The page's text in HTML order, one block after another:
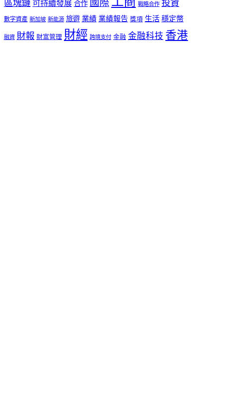
區塊鏈可持續發展合作國際 戰略合作 投資
數字資產 新加坡 新能源 旅遊業績業績報告 獎項 生活穩定幣
融資 財報 財富管理 財經 跨境支付 金融 金融科技香港